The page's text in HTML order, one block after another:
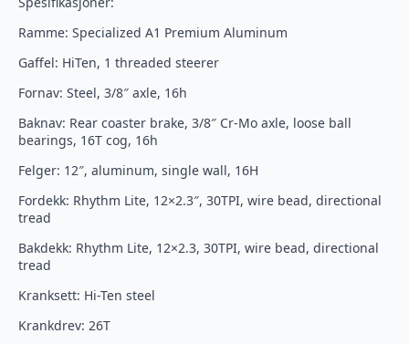
Ramme: Specialized A1 Premium Aluminum
Gaffel: HiTen, 1 threaded steerer
Fornav: Steel, 3/8″ axle, 16h
Baknav: Rear coaster brake, 3/8″ Cr-Mo axle, loose ball
bearings, 16T cog, 16h
Felger: 12″, aluminum, single wall, 16H
Fordekk: Rhythm Lite, 12×2.3″, 30TPI, wire bead, directional
tread
Bakdekk: Rhythm Lite, 12×2.3, 30TPI, wire bead, directional
tread
Kranksett: Hi-Ten steel
Krankdrev: 26T